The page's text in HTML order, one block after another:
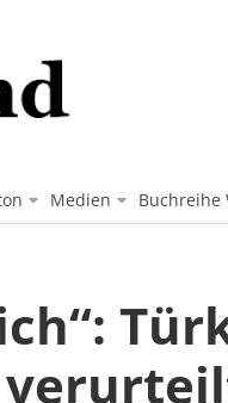
Medien Buchreihe